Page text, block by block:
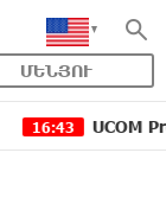
ՄԵՆՅՈՒ
UCOM Provided